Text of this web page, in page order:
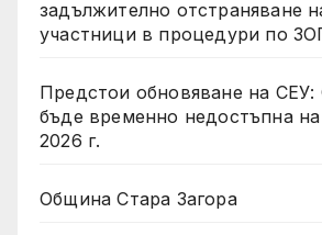
задължително отстраняване
участници в процедури по
Предстои обновяване на
бъде временно недостъпна на
2026 г.
Община Стара Загора